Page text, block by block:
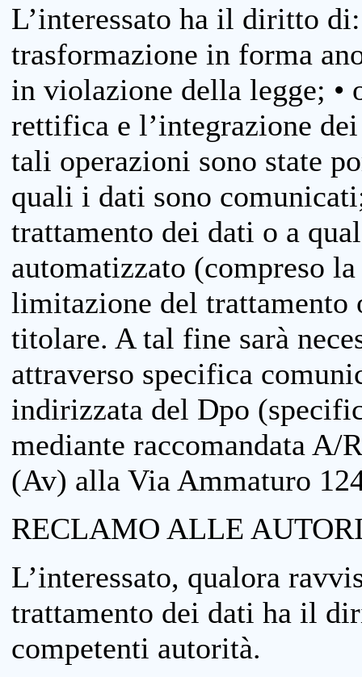
L’interessato ha il diritto
trasformazione in forma
in violazione della legge; •
rettifica e l’integrazione
tali operazioni sono state
quali i dati sono
trattamento dei dati o a
automatizzato (compreso
limitazione del trattamento
titolare. A tal fine sarà
attraverso specifica
indirizzata del Dpo
mediante raccomandata
(Av) alla Via Ammaturo
RECLAMO ALLE
L’interessato, qualora
trattamento dei dati ha il
competenti autorità.